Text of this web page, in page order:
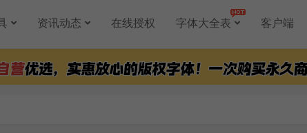
资讯动态 在线授权 字体大全表 客户端